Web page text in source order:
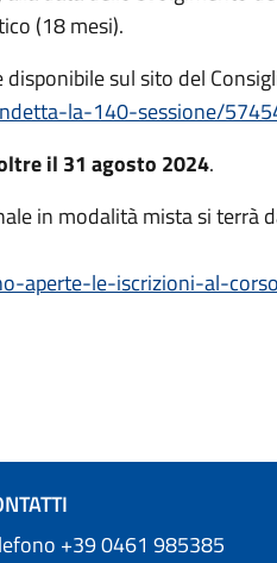
(18 mesi).
sul sito del
la-140-sessione/
il 31 agosto 2024.
in modalità mista si terrà
aperte-le-iscrizioni-al-
+39 0461 985385